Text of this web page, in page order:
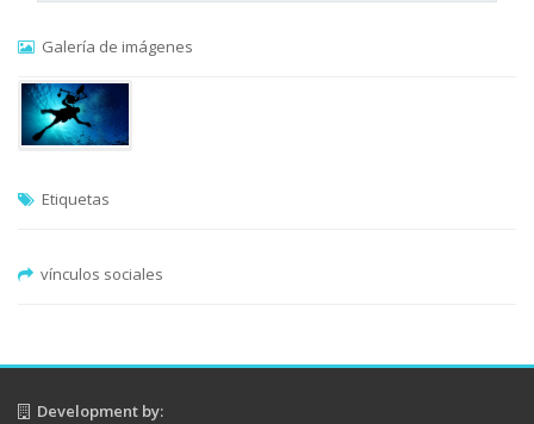
Galería de imágenes
Etiquetas
vínculos sociales
Development by: